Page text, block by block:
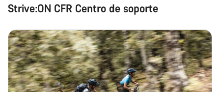
Strive:ON CFR Centro de soporte
Abrir chat
Cerrar